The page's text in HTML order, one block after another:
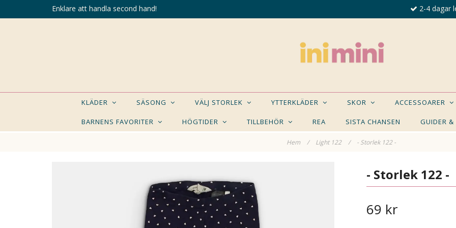
Enklare att handla second hand! 2-4 dagar
KLÄDER SÄSONG VÄLJ STORLEK YTTERKLÄDER SKOR ACCESSOARER
BARNENS FAVORITER HÖGTIDER TILLBEHÖR REA SISTA CHANSEN GUIDER &
Hem / Light 122 / - Storlek 122 -
KANSKE NÅGON AV DESSA PRODUKTER KAN- Storlek 122 -
69 kr